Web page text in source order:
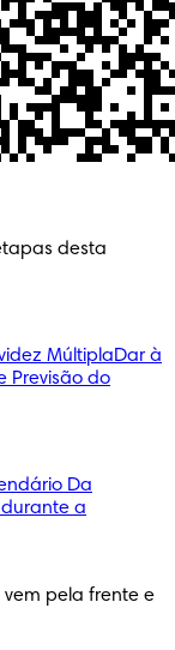
desta
MúltiplaDar à
Previsão do
Da
a
pela frente e